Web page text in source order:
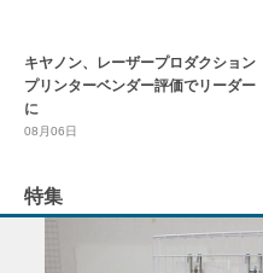
キヤノン、レーザープロダクション
プリンターベンダー評価でリーダー
に
08月06日
特集